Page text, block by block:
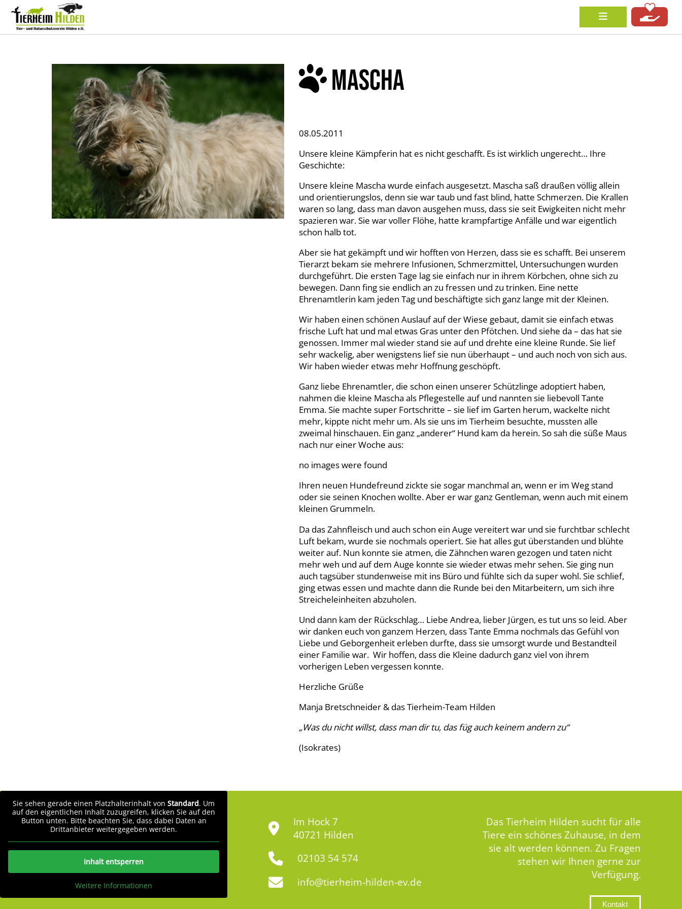
MASCHA
08.05.2011
Unsere kleine Kämpferin hat es nicht geschafft. Es ist wirklich ungerecht… Ihre
Geschichte:
Unsere kleine Mascha wurde einfach ausgesetzt. Mascha saß draußen völlig allein
und orientierungslos, denn sie war taub und fast blind, hatte Schmerzen. Die Krallen
waren so lang, dass man davon ausgehen muss, dass sie seit Ewigkeiten nicht mehr
spazieren war. Sie war voller Flöhe, hatte krampfartige Anfälle und war eigentlich
schon halb tot.
Aber sie hat gekämpft und wir hofften von Herzen, dass sie es schafft. Bei unserem
Tierarzt bekam sie mehrere Infusionen, Schmerzmittel, Untersuchungen wurden
durchgeführt. Die ersten Tage lag sie einfach nur in ihrem Körbchen, ohne sich zu
bewegen. Dann fing sie endlich an zu fressen und zu trinken. Eine nette
Ehrenamtlerin kam jeden Tag und beschäftigte sich ganz lange mit der Kleinen.
Wir haben einen schönen Auslauf auf der Wiese gebaut, damit sie einfach etwas
frische Luft hat und mal etwas Gras unter den Pfötchen. Und siehe da – das hat sie
genossen. Immer mal wieder stand sie auf und drehte eine kleine Runde. Sie lief
sehr wackelig, aber wenigstens lief sie nun überhaupt – und auch noch von sich aus.
Wir haben wieder etwas mehr Hoffnung geschöpft.
Ganz liebe Ehrenamtler, die schon einen unserer Schützlinge adoptiert haben,
nahmen die kleine Mascha als Pflegestelle auf und nannten sie liebevoll Tante
Emma. Sie machte super Fortschritte – sie lief im Garten herum, wackelte nicht
mehr, kippte nicht mehr um. Als sie uns im Tierheim besuchte, mussten alle
zweimal hinschauen. Ein ganz „anderer“ Hund kam da herein. So sah die süße Maus
nach nur einer Woche aus:
no images were found
Ihren neuen Hundefreund zickte sie sogar manchmal an, wenn er im Weg stand
oder sie seinen Knochen wollte. Aber er war ganz Gentleman, wenn auch mit einem
kleinen Grummeln.
Da das Zahnfleisch und auch schon ein Auge vereitert war und sie furchtbar schlecht
Luft bekam, wurde sie nochmals operiert. Sie hat alles gut überstanden und blühte
weiter auf. Nun konnte sie atmen, die Zähnchen waren gezogen und taten nicht
mehr weh und auf dem Auge konnte sie wieder etwas mehr sehen. Sie ging nun
auch tagsüber stundenweise mit ins Büro und fühlte sich da super wohl. Sie schlief,
ging etwas essen und machte dann die Runde bei den Mitarbeitern, um sich ihre
Streicheleinheiten abzuholen.
Und dann kam der Rückschlag… Liebe Andrea, lieber Jürgen, es tut uns so leid. Aber
wir danken euch von ganzem Herzen, dass Tante Emma nochmals das Gefühl von
Liebe und Geborgenheit erleben durfte, dass sie umsorgt wurde und Bestandteil
einer Familie war. Wir hoffen, dass die Kleine dadurch ganz viel von ihrem
vorherigen Leben vergessen konnte.
Herzliche Grüße
Manja Bretschneider & das Tierheim-Team Hilden
„Was du nicht willst, dass man dir tu, das füg auch keinem andern zu“
(Isokrates)
Sie sehen gerade einen Platzhalterinhalt von Standard. Um
auf den eigentlichen Inhalt zuzugreifen, klicken Sie auf den
Button unten. Bitte beachten Sie, dass dabei Daten an
Drittanbieter weitergegeben werden.
Inhalt entsperren
Weitere Informationen
Im Hock 7
40721 Hilden
02103 54 574
info@tierheim-hilden-ev.de
Das Tierheim Hilden sucht für alle
Tiere ein schönes Zuhause, in dem
sie alt werden können. Zu Fragen
stehen wir Ihnen gerne zur
Verfügung.
Kontakt